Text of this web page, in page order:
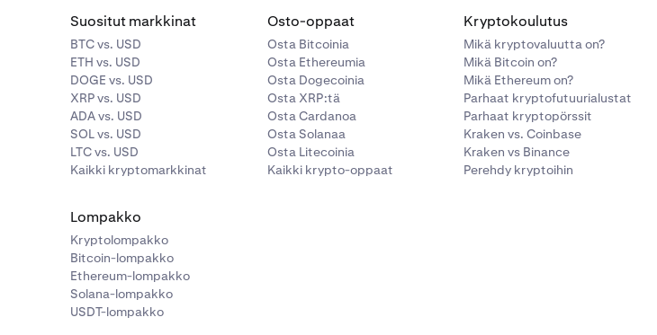
Suositut markkinat
BTC vs. USD
ETH vs. USD
DOGE vs. USD
XRP vs. USD
ADA vs. USD
SOL vs. USD
LTC vs. USD
Kaikki kryptomarkkinat
Osto-oppaat
Osta Bitcoinia
Osta Ethereumia
Osta Dogecoinia
Osta XRP:tä
Osta Cardanoa
Osta Solanaa
Osta Litecoinia
Kaikki krypto-oppaat
Kryptokoulutus
Mikä kryptovaluutta on?
Mikä Bitcoin on?
Mikä Ethereum on?
Parhaat kryptofutuurialustat
Parhaat kryptopörssit
Kraken vs. Coinbase
Kraken vs Binance
Perehdy kryptoihin
Lompakko
Kryptolompakko
Bitcoin-lompakko
Ethereum-lompakko
Solana-lompakko
USDT-lompakko